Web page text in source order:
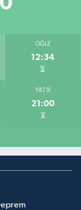
ÖĞLE
12:34
YATSI
21:00